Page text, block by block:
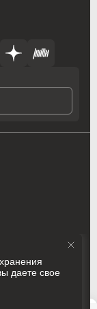
даете свое